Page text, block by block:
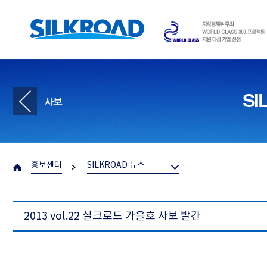
홍보센터 SILKROAD 뉴스
2013 vol.22 실크로드 가을호 사보 발간